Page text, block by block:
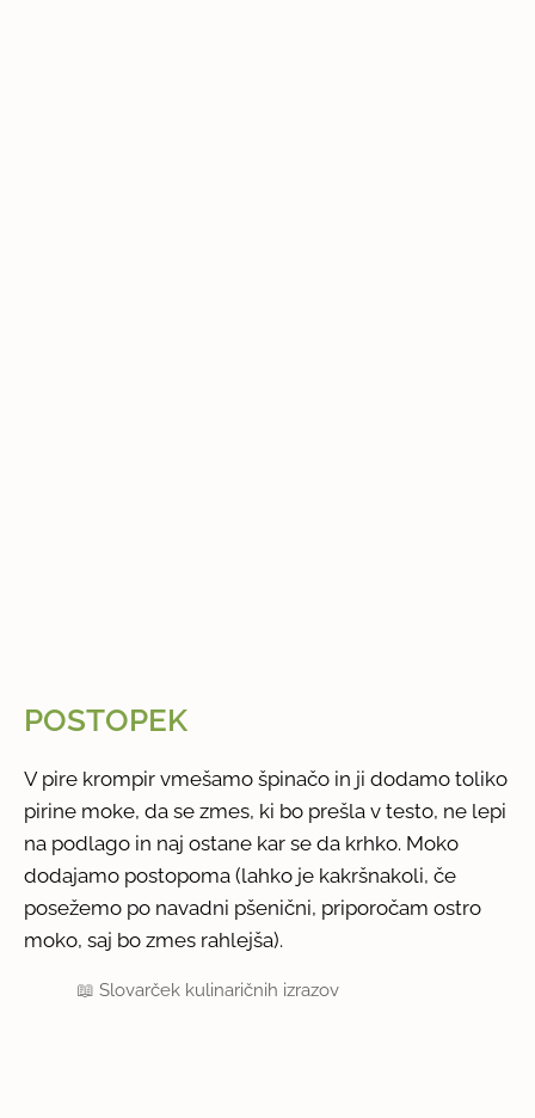
POSTOPEK
V pire krompir vmešamo špinačo in ji dodamo toliko
pirine moke, da se zmes, ki bo prešla v testo, ne lepi
na podlago in naj ostane kar se da krhko. Moko
dodajamo postopoma (lahko je kakršnakoli, če
posežemo po navadni pšenični, priporočam ostro
moko, saj bo zmes rahlejša).
📖Slovarček kulinaričnih izrazov